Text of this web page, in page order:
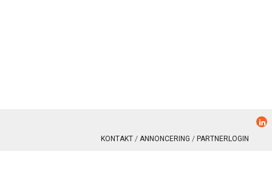
KONTAKT ANNONCERING PARTNERLOGIN